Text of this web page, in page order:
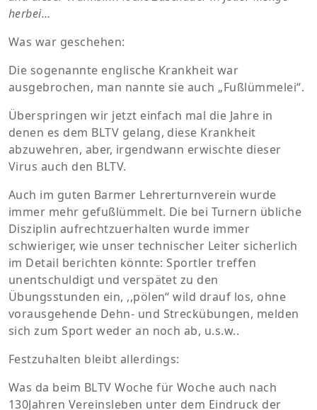
herbei…
Was war geschehen:
Die sogenannte englische Krankheit war
ausgebrochen, man nannte sie auch „Fußlümmelei“.
Überspringen wir jetzt einfach mal die Jahre in
denen es dem BLTV gelang, diese Krankheit
abzuwehren, aber, irgendwann erwischte dieser
Virus auch den BLTV.
Auch im guten Barmer Lehrerturnverein wurde
immer mehr gefußlümmelt. Die bei Turnern übliche
Disziplin aufrechtzuerhalten wurde immer
schwieriger, wie unser technischer Leiter sicherlich
im Detail berichten könnte: Sportler treffen
unentschuldigt und verspätet zu den
Übungsstunden ein, ,,pölen“ wild drauf los, ohne
vorausgehende Dehn- und Streckübungen, melden
sich zum Sport weder an noch ab, u.s.w..
Festzuhalten bleibt allerdings:
Was da beim BLTV Woche für Woche auch nach
130Jahren Vereinsleben unter dem Eindruck der